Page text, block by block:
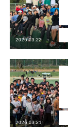
2026.03.22
2026.03.21